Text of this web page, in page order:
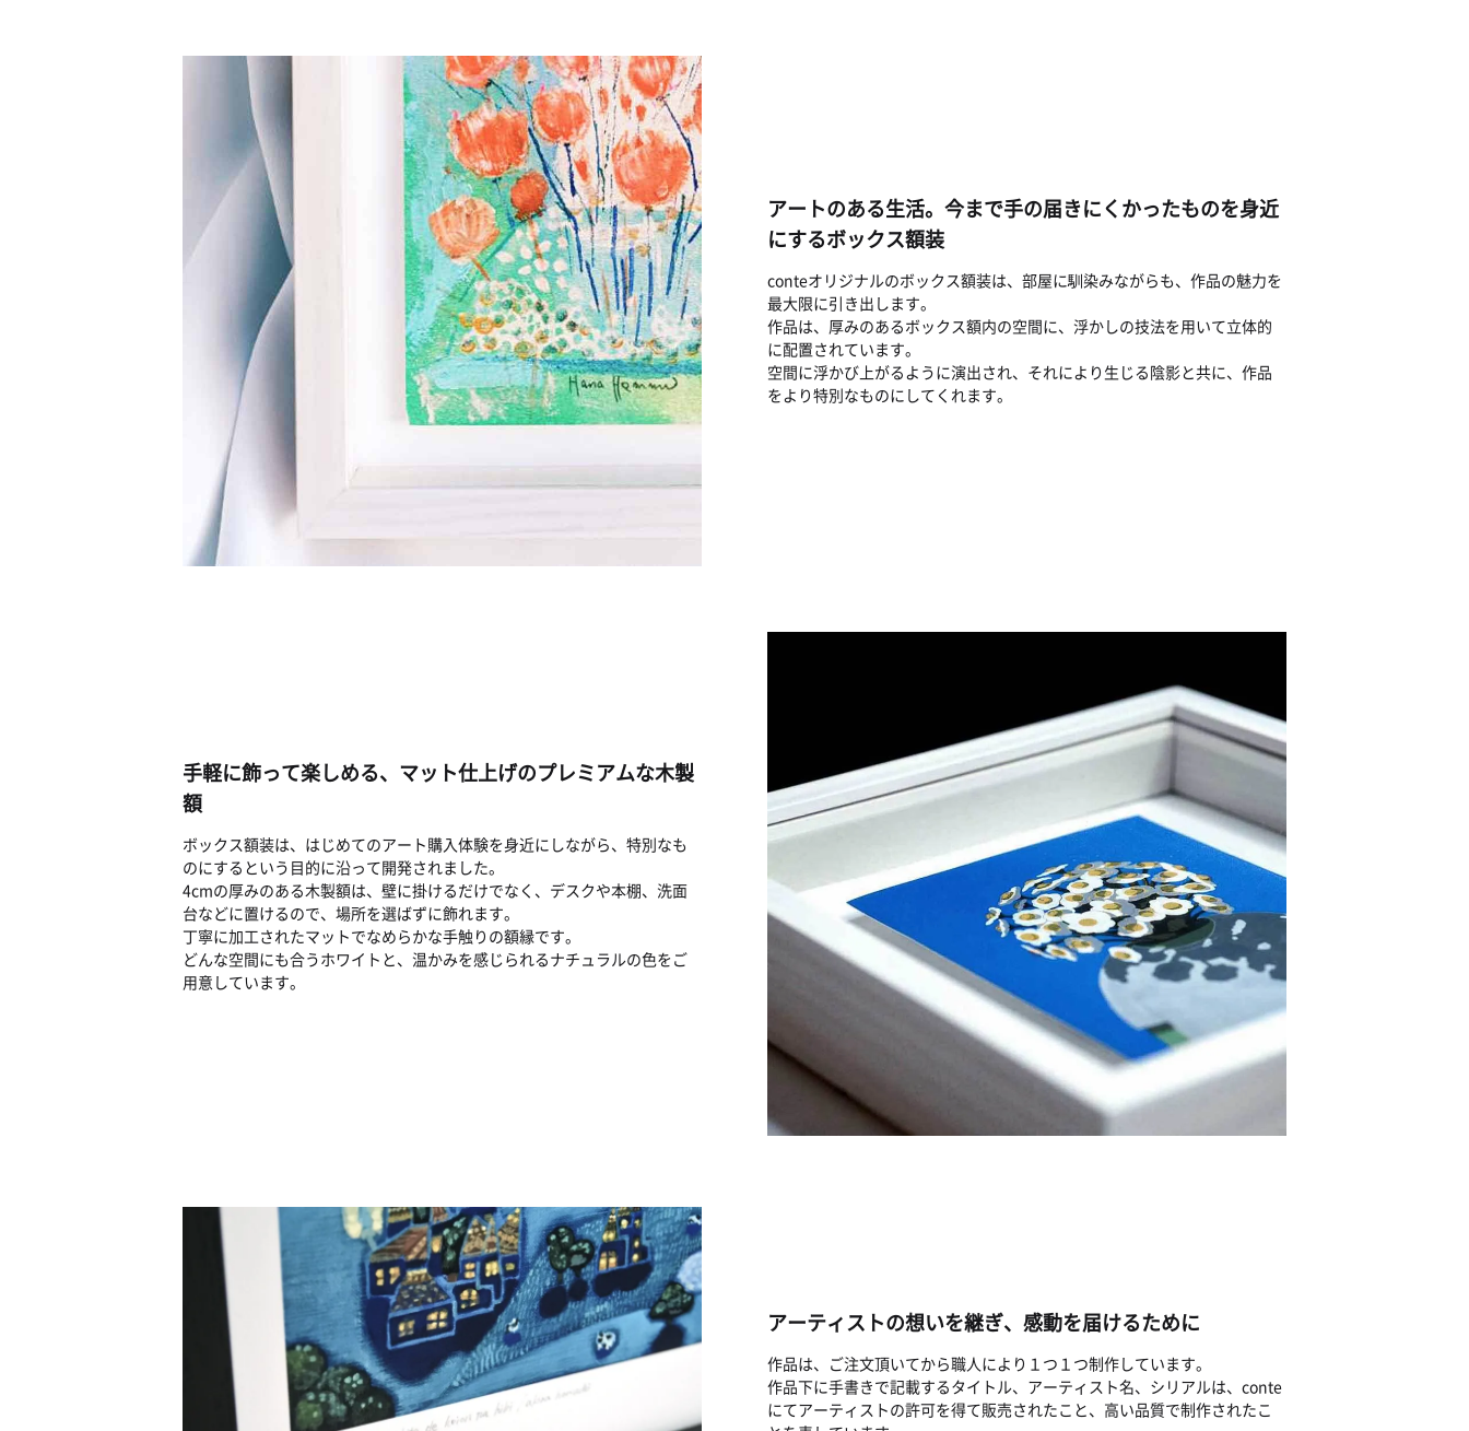
アートのある生活。今まで手の届きにくかったものを身近
にするボックス額装
conteオリジナルのボックス額装は、部屋に馴染みながらも、作品の魅力を
最大限に引き出します。
作品は、厚みのあるボックス額内の空間に、浮かしの技法を用いて立体的
に配置されています。
空間に浮かび上がるように演出され、それにより生じる陰影と共に、作品
をより特別なものにしてくれます。
手軽に飾って楽しめる、マット仕上げのプレミアムな木製
額
ボックス額装は、はじめてのアート購入体験を身近にしながら、特別なも
のにするという目的に沿って開発されました。
4cmの厚みのある木製額は、壁に掛けるだけでなく、デスクや本棚、洗面
台などに置けるので、場所を選ばずに飾れます。
丁寧に加工されたマットでなめらかな手触りの額縁です。
どんな空間にも合うホワイトと、温かみを感じられるナチュラルの色をご
用意しています。
アーティストの想いを継ぎ、感動を届けるために
作品は、ご注文頂いてから職人により１つ１つ制作しています。
作品下に手書きで記載するタイトル、アーティスト名、シリアルは、conte
にてアーティストの許可を得て販売されたこと、高い品質で制作されたこ